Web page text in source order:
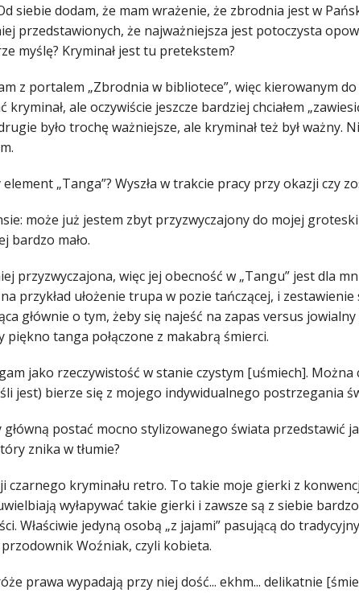
siebie dodam, że mam wrażenie, że zbrodnia jest w
przedstawionych, że najważniejsza jest potoczysta
myślę? Kryminał jest tu pretekstem?
z portalem „Zbrodnia w bibliotece”, więc kierowanym
kryminał, ale oczywiście jeszcze bardziej chciałem
było trochę ważniejsze, ale kryminał też był ważny.
„Tanga”? Wyszła w trakcie pracy przy okazji czy
może już jestem zbyt przyzwyczajony do mojej
bardzo mało.
przyzwyczajona, więc jej obecność w „Tangu” jest dla
przykład ułożenie trupa w pozie tańczącej, i
głównie o tym, żeby się najeść na zapas versus
piękno tanga połączone z makabrą śmierci.
jako rzeczywistość w stanie czystym [uśmiech]. Można
jest) bierze się z mojego indywidualnego postrzegania
główną postać mocno stylizowanego świata przedstawić
znika w tłumie?
czarnego kryminału retro. To takie moje gierki z
wyłapywać takie gierki i zawsze są z siebie
Właściwie jedyną osobą „z jajami” pasującą do
Woźniak, czyli kobieta.
prawa wypadają przy niej dość... ekhm... delikatnie